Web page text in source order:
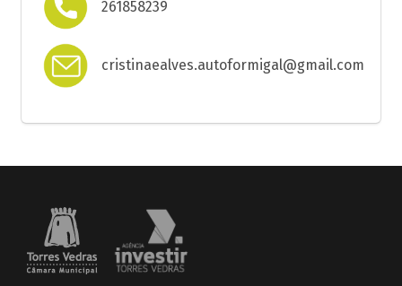
261858239
cristinaealves.autoformigal@gmail.com